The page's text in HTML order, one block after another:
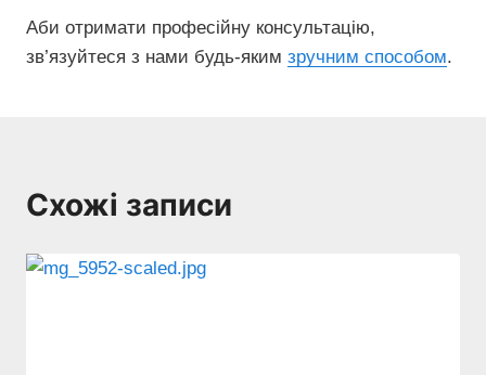
Аби отримати професійну консультацію,
зв’язуйтеся з нами будь-яким зручним способом.
Схожі записи